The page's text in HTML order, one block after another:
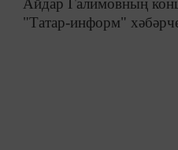
"Татар-информ"